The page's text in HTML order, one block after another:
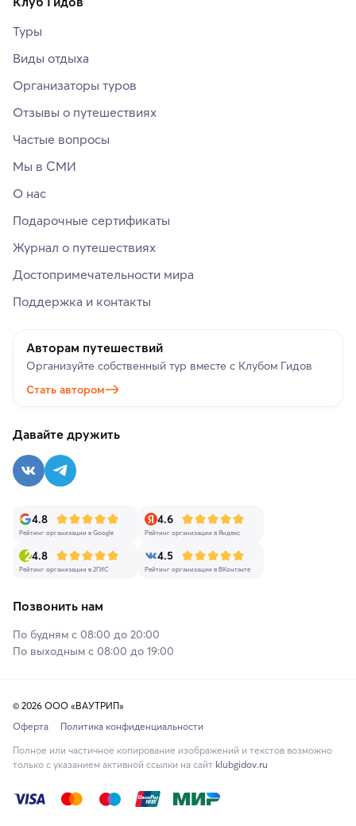
Туры
Виды отдыха
Организаторы туров
Отзывы о путешествиях
Частые вопросы
Мы в СМИ
О нас
Подарочные сертификаты
Журнал о путешествиях
Достопримечательности мира
Поддержка и контакты
Авторам путешествий
Организуйте собственный тур вместе с Клубом Гидов
Стать автором
Давайте дружить
4.8
Рейтинг организации в Google
4.6
Рейтинг организации в Яндекс
4.8
Рейтинг организации в 2ГИС
4.5
Рейтинг организации в ВКонтакте
Позвонить нам
По будням с 08:00 до 20:00
По выходным с 08:00 до 19:00
© 2026 ООО «ВАУТРИП»
Оферта
Политика конфиденциальности
Полное или частичное копирование изображений и текстов возможно
только с указанием активной ссылки на сайт klubgidov.ru